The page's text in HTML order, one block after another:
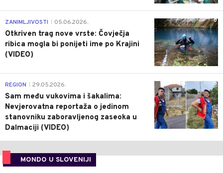
0
ZANIMLJIVOSTI 05.06.2026.
Otkriven trag nove vrste: Čovječja
ribica mogla bi ponijeti ime po Krajini
(VIDEO)
0
REGION 29.05.2026.
Sam među vukovima i šakalima:
Nevjerovatna reportaža o jedinom
stanovniku zaboravljenog zaseoka u
Dalmaciji (VIDEO)
MONDO U SLOVENIJI